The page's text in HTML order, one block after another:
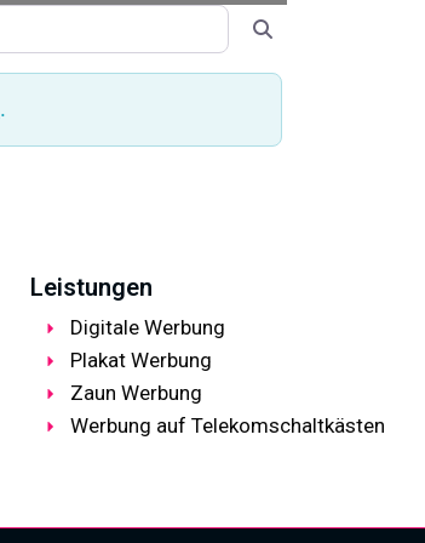
.
Leistungen
Digitale Werbung
Plakat Werbung
Zaun Werbung
Werbung auf Telekomschaltkästen